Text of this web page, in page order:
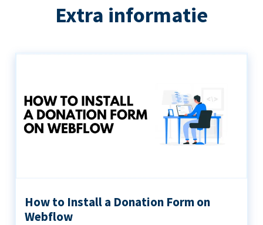
Extra informatie
How to Install a Donation Form on
Webflow